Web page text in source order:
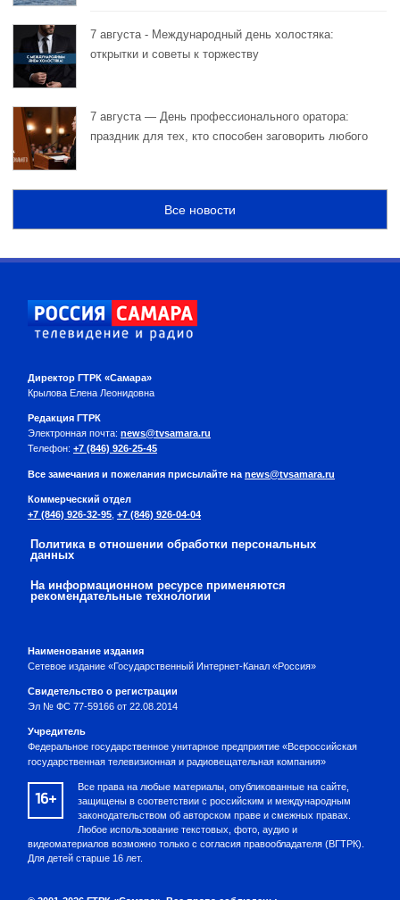
7 августа - Международный день холостяка:
открытки и советы к торжеству
7 августа — День профессионального оратора:
праздник для тех, кто способен заговорить любого
Все новости
Директор ГТРК «Самара»
Крылова Елена Леонидовна
Редакция ГТРК
Электронная почта: news@tvsamara.ru
Телефон: +7 (846) 926-25-45
Все замечания и пожелания присылайте на news@tvsamara.ru
Коммерческий отдел
+7 (846) 926-32-95 +7 (846) 926-04-04
Политика в отношении обработки персональных
данных
На информационном ресурсе применяются
рекомендательные технологии
Наименование издания
Сетевое издание «Государственный Интернет-Канал «Россия»
Свидетельство о регистрации
Эл № ФС 77-59166 от 22.08.2014
Учредитель
Федеральное государственное унитарное предприятие «Всероссийская
государственная телевизионная и радиовещательная компания»
16+
Все права на любые материалы, опубликованные на сайте,
защищены в соответствии с российским и международным
законодательством об авторском праве и смежных правах.
Любое использование текстовых, фото, аудио и
видеоматериалов возможно только с согласия правообладателя (ВГТРК).
Для детей старше 16 лет.